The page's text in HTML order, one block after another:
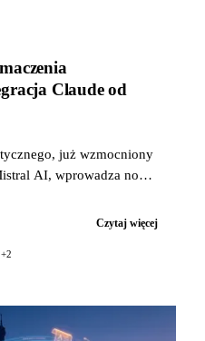
Claude od
już wzmocniony
AI, wprowadza nową
Czytaj więcej
+2